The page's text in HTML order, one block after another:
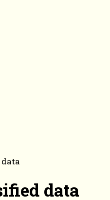
data